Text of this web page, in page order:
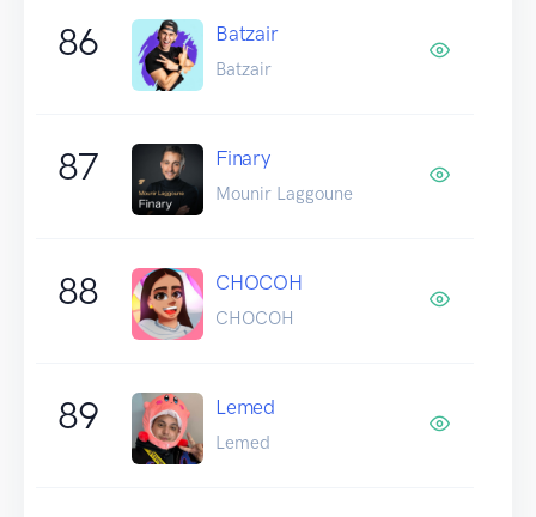
86 Batzair
Batzair
87 Finary
Mounir Laggoune
88 CHOCOH
CHOCOH
89 Lemed
Lemed